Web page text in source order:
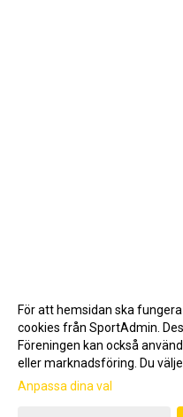
Gå till
För att hemsidan ska
cookies från SportAdmin.
Föreningen kan också
eller marknadsföring. Du
Anpassa dina val